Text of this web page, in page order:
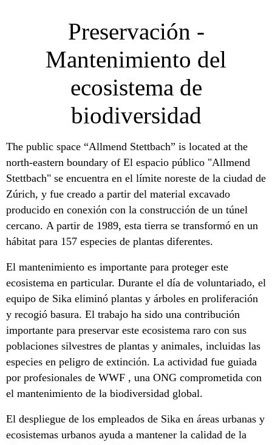
Preservación -
Mantenimiento del
ecosistema de
biodiversidad
The public space “Allmend Stettbach” is located at the
north-eastern boundary of El espacio público "Allmend
Stettbach" se encuentra en el límite noreste de la ciudad de
Zúrich, y fue creado a partir del material excavado
producido en conexión con la construcción de un túnel
cercano. A partir de 1989, esta tierra se transformó en un
hábitat para 157 especies de plantas diferentes.
El mantenimiento es importante para proteger este
ecosistema en particular. Durante el día de voluntariado, el
equipo de Sika eliminó plantas y árboles en proliferación
y recogió basura. El trabajo ha sido una contribución
importante para preservar este ecosistema raro con sus
poblaciones silvestres de plantas y animales, incluidas las
especies en peligro de extinción. La actividad fue guiada
por profesionales de WWF , una ONG comprometida con
el mantenimiento de la biodiversidad global.
El despliegue de los empleados de Sika en áreas urbanas y
ecosistemas urbanos ayuda a mantener la calidad de la